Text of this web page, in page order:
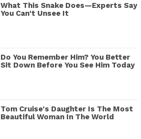
What This Snake Does—Experts Say
You Can't Unsee It
Do You Remember Him? You Better
Sit Down Before You See Him Today
Tom Cruise's Daughter Is The Most
Beautiful Woman In The World